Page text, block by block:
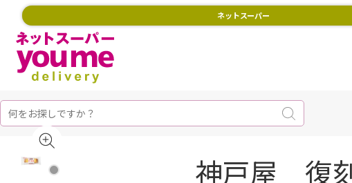
ネットスーパー
神戸屋 復